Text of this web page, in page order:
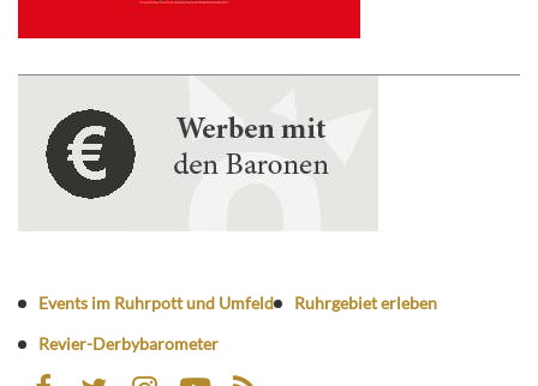
Events im Ruhrpott und Umfeld
Ruhrgebiet erleben
Revier-Derbybarometer